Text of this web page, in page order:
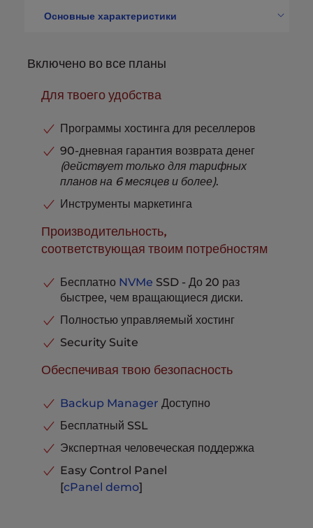
SSL-сертификаты
WHM
Телефонная, чатовая и тикет-
Основные характеристики
пространства
почты
Выделенные IP-адреса
5
Резервное хранилище
2 ГБ
SSL-сертификаты
Бесплатно
WHM
Телефонная, чатовая и тикет-
поддержка
В комплекте
Включено во все планы
Для твоего удобства
Программы хостинга для реселлеров
90-дневная гарантия возврата денег
(действует только для тарифных
планов на 6 месяцев и более).
Инструменты маркетинга
Производительность,
соответствующая твоим потребностям
Бесплатно NVMe SSD - До 20 раз
быстрее, чем вращающиеся диски.
Полностью управляемый хостинг
Security Suite
Обеспечивая твою безопасность
Backup Manager Доступно
Бесплатный SSL
Экспертная человеческая поддержка
Easy Control Panel
[cPanel demo]